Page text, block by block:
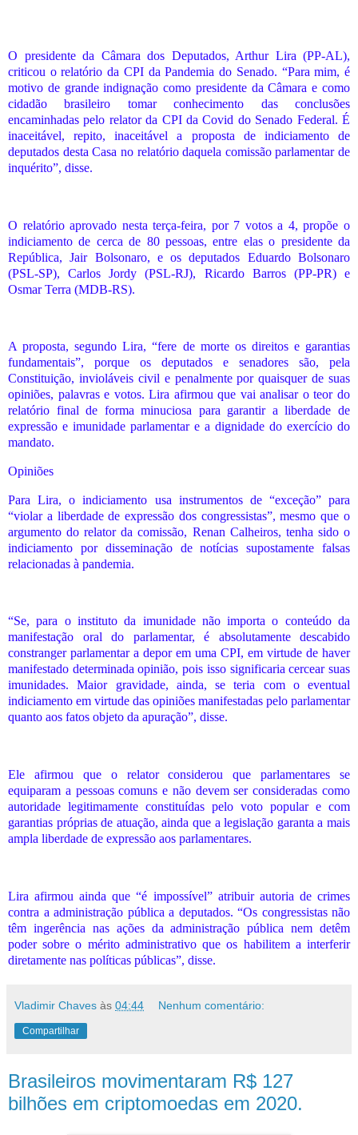
O presidente da Câmara dos Deputados, Arthur Lira (PP-AL),
criticou o relatório da CPI da Pandemia do Senado. “Para mim, é
motivo de grande indignação como presidente da Câmara e como
cidadão brasileiro tomar conhecimento das conclusões
encaminhadas pelo relator da CPI da Covid do Senado Federal. É
inaceitável, repito, inaceitável a proposta de indiciamento de
deputados desta Casa no relatório daquela comissão parlamentar de
inquérito”, disse.
O relatório aprovado nesta terça-feira, por 7 votos a 4, propõe o
indiciamento de cerca de 80 pessoas, entre elas o presidente da
República, Jair Bolsonaro, e os deputados Eduardo Bolsonaro
(PSL-SP), Carlos Jordy (PSL-RJ), Ricardo Barros (PP-PR) e
Osmar Terra (MDB-RS).
A proposta, segundo Lira, “fere de morte os direitos e garantias
fundamentais”, porque os deputados e senadores são, pela
Constituição, invioláveis civil e penalmente por quaisquer de suas
opiniões, palavras e votos. Lira afirmou que vai analisar o teor do
relatório final de forma minuciosa para garantir a liberdade de
expressão e imunidade parlamentar e a dignidade do exercício do
mandato.
Opiniões
Para Lira, o indiciamento usa instrumentos de “exceção” para
“violar a liberdade de expressão dos congressistas”, mesmo que o
argumento do relator da comissão, Renan Calheiros, tenha sido o
indiciamento por disseminação de notícias supostamente falsas
relacionadas à pandemia.
“Se, para o instituto da imunidade não importa o conteúdo da
manifestação oral do parlamentar, é absolutamente descabido
constranger parlamentar a depor em uma CPI, em virtude de haver
manifestado determinada opinião, pois isso significaria cercear suas
imunidades. Maior gravidade, ainda, se teria com o eventual
indiciamento em virtude das opiniões manifestadas pelo parlamentar
quanto aos fatos objeto da apuração”, disse.
Ele afirmou que o relator considerou que parlamentares se
equiparam a pessoas comuns e não devem ser consideradas como
autoridade legitimamente constituídas pelo voto popular e com
garantias próprias de atuação, ainda que a legislação garanta a mais
ampla liberdade de expressão aos parlamentares.
Lira afirmou ainda que “é impossível” atribuir autoria de crimes
contra a administração pública a deputados. “Os congressistas não
têm ingerência nas ações da administração pública nem detêm
poder sobre o mérito administrativo que os habilitem a interferir
diretamente nas políticas públicas”, disse.
Vladimir Chaves às 04:44 Nenhum comentário:
Compartilhar
Brasileiros movimentaram R$ 127
bilhões em criptomoedas em 2020.